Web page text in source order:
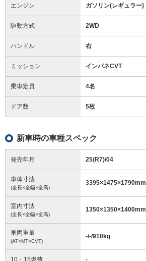
エンジン ガソリン(レギュラー)
駆動方式 2WD
ハンドル 右
ミッション インパネCVT
乗車定員 4名
ドア数 5枚
新車時の車種スペック
発売年月 25(R7)/04
車体寸法
(全長×全幅×全高)
3395×1475×1790mm
室内寸法
(全長×全幅×全高)
1350×1350×1400mm
車両重量
(AT×MT×CVT)
-/-/910kg
10・15燃費 -